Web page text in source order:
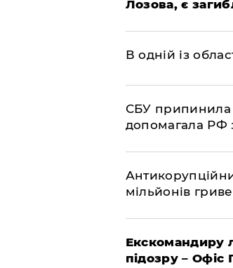
Лозова, є
В одній із
СБУ припинила
допомагала РФ
мільйонів
Екскомандиру
підозру – Офіс